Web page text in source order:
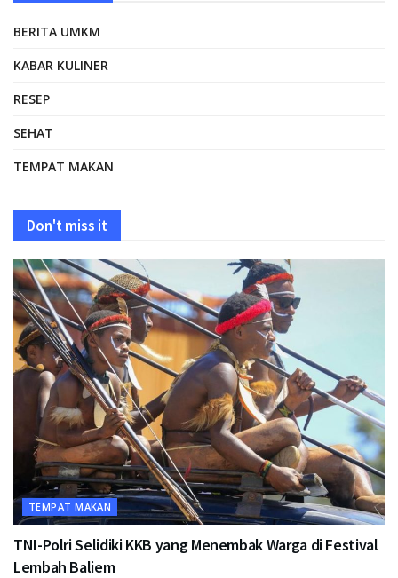
BERITA UMKM
KABAR KULINER
RESEP
SEHAT
TEMPAT MAKAN
Don't miss it
TEMPAT MAKAN
TNI-Polri Selidiki KKB yang Menembak Warga di Festival
Lembah Baliem